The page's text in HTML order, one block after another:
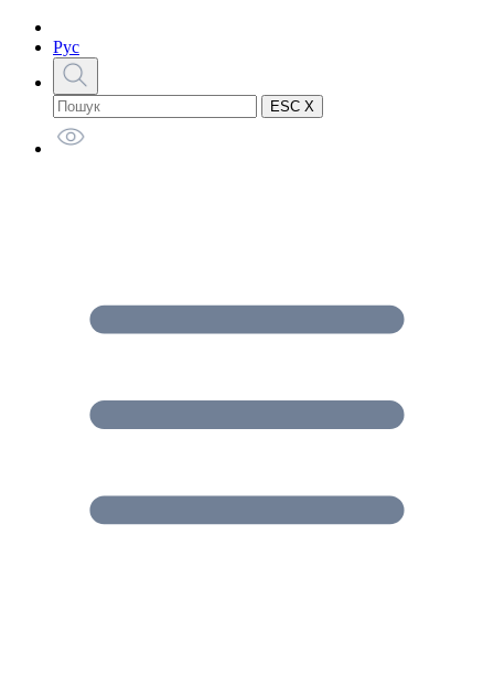
Рус
ESC X